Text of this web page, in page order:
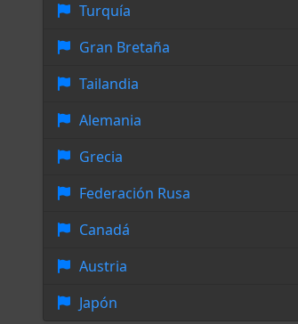
Turquía
Gran Bretaña
Tailandia
Alemania
Grecia
Federación Rusa
Canadá
Austria
Japón